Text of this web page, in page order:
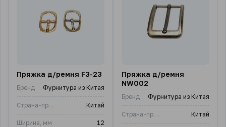
Пряжка д/ремня F3-23
Бренд Фурнитура из Китая
Страна-производитель Китай
Ширина, мм 12
Пряжка д/ремня
NW002
Бренд Фурнитура из Китая
Страна-производитель Китай